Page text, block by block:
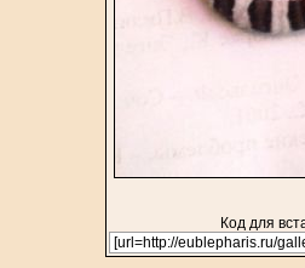
Код для